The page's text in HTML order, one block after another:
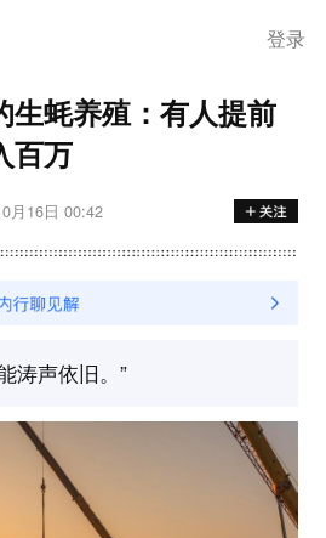
登录
生蚝养殖：有人提前
百万
月16日 00:42
涛声依旧。”